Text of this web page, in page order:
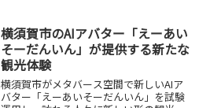
横須賀市のAIアバター「えーあい
そーだんいん」が提供する新たな
観光体験
横須賀市がメタバース空間で新しいAIア
バター「えーあいそーだんいん」を試験